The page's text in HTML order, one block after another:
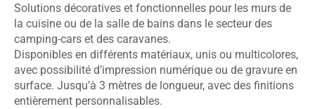
Solutions décoratives et fonctionnelles pour les murs de
la cuisine ou de la salle de bains dans le secteur des
camping-cars et des caravanes.
Disponibles en différents matériaux, unis ou multicolores,
avec possibilité d’impression numérique ou de gravure en
surface. Jusqu’à 3 mètres de longueur, avec des finitions
entièrement personnalisables.